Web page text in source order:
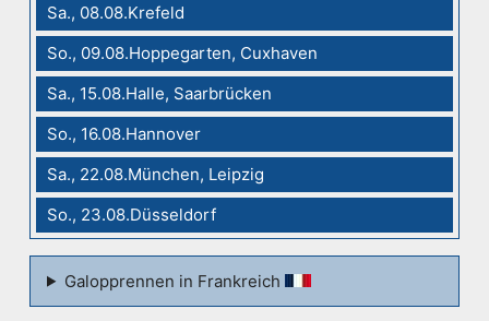
Sa., 08.08.Krefeld
So., 09.08.Hoppegarten, Cuxhaven
Sa., 15.08.Halle, Saarbrücken
So., 16.08.Hannover
Sa., 22.08.München, Leipzig
So., 23.08.Düsseldorf
Galopprennen in Frankreich